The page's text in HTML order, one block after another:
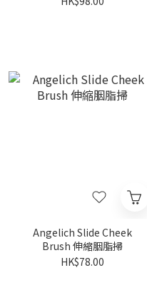
Angelich Slide Cheek
Brush 伸縮胭脂掃
HK$78.00